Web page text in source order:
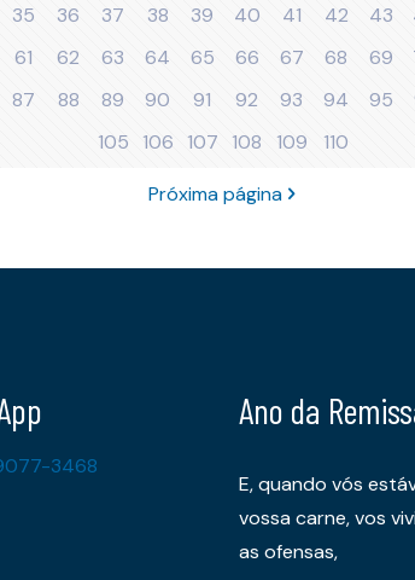
35 36 37 38 39 40 41 42 43
61 62 63 64 65 66 67 68 69
87 88 89 90 91 92 93 94 95
105
106 107 108 109 110
Próxima página
3468
Ano da
E, quando vós
vossa carne, vos
as ofensas,